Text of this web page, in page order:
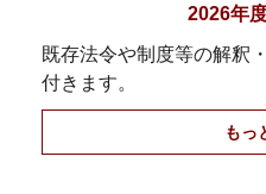
2026年
既存法令や制度等の解釈
付きます。
もっ